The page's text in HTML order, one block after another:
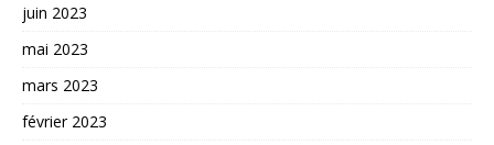
juin 2023
mai 2023
mars 2023
février 2023